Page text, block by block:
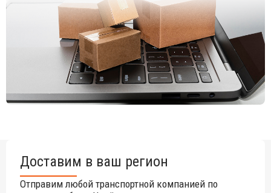
менеджерам.
Доставим в ваш регион
Отправим любой транспортной компанией по